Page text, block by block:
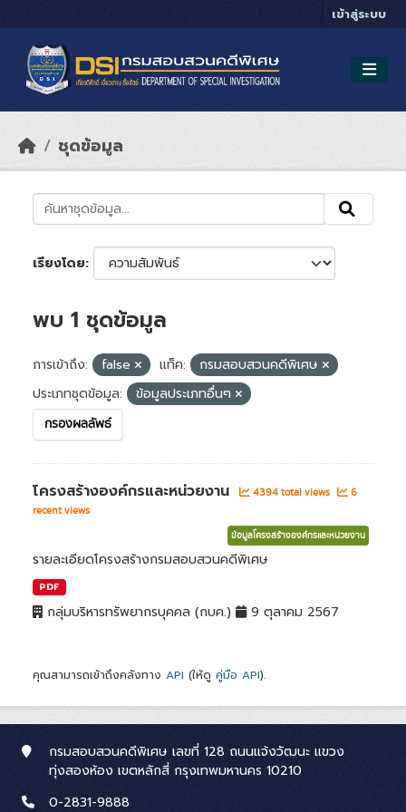
เข้าสู่ระบบ
ชุดข้อมูล
เรียงโดย
พบ 1 ชุดข้อมูล
การเข้าถึง: false แท็ค:
กรมสอบสวนคดีพิเศษ
ประเภทชุดข้อมูล:
ข้อมูลประเภทอื่นๆ
กรองผลลัพธ์
โครงสร้างองค์กรและหน่วยงาน 4394 total views
6
recent views
ข้อมูลโครงสร้างองค์กรและหน่วยงาน
รายละเอียดโครงสร้างกรมสอบสวนคดีพิเศษ
PDF
กลุ่มบริหารทรัพยากรบุคคล (กบค.) 9 ตุลาคม 2567
คุณสามารถเข้าถึงคลังทาง API (ให้ดู คู่มือ API).
กรมสอบสวนคดีพิเศษ เลขที่ 128 ถนนแจ้งวัฒนะ แขวง
ทุ่งสองห้อง เขตหลักสี่ กรุงเทพมหานคร 10210
0-2831-9888